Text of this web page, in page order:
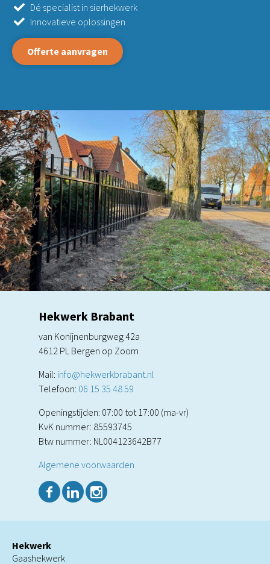
Dé specialist in sierhekwerk
Innovatieve oplossingen
Offerte aanvragen
Hekwerk Brabant
van Konijnenburgweg 42a
4612 PL Bergen op Zoom
Mail: info@hekwerkbrabant.nl
Telefoon: ‭ 06 15 35 48 59‬
Openingstijden: 07:00 tot 17:00 (ma-vr)
KvK nummer: 85593745
Btw nummer: NL004123642B77
Algemene voorwaarden
Hekwerk
Gaashekwerk